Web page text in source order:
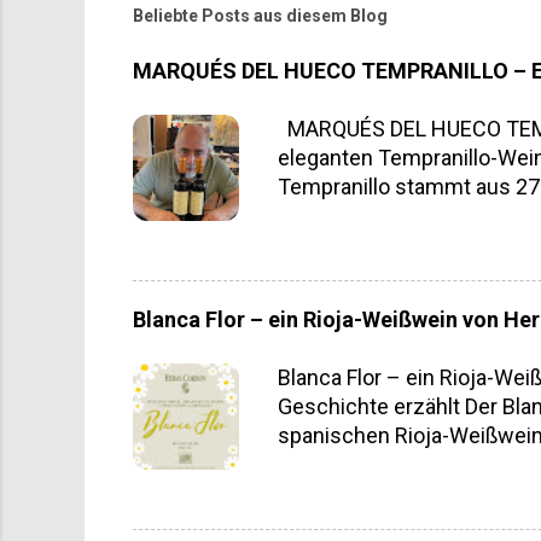
Beliebte Posts aus diesem Blog
MARQUÉS DEL HUECO TEMPRANILLO –
MARQUÉS DEL HUECO
eleganten Tempranillo-
Tempranillo stammt aus
sondern auch ein Garant
eigenem Anbau. Und das
Blanca Flor – ein Rioja-Weißwein von
Blanca Flor – ein Rioja-
Geschichte erzählt Der
spanischen Rioja-
Lebensfreude. Als wir